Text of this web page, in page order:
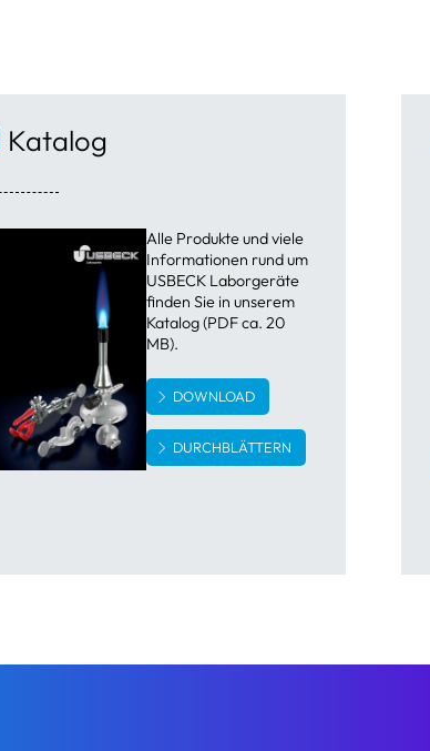
Katalog
Alle Produkte und viele
Informationen rund um
USBECK Laborgeräte
finden Sie in unserem
Katalog (PDF ca. 20
MB).
DOWNLOAD
DURCHBLÄTTERN